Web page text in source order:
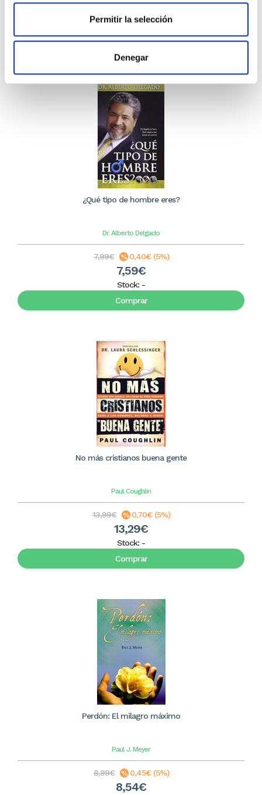
Permitir la selección
Denegar
12,34€
Comprar
¿Qué tipo de hombre eres?
Dr. Alberto Delgado
7,99€ 0,40€ (5%)
7,59€
Stock: -
Comprar
No más cristianos buena gente
Paul Coughlin
13,99€ 0,70€ (5%)
13,29€
Stock: -
Comprar
Perdón: El milagro máximo
Paul J. Meyer
8,99€ 0,45€ (5%)
8,54€